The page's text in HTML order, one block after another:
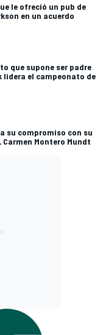
le ofreció un pub de
en un acuerdo
que supone ser padre
lidera el campeonato de
su compromiso con su
Montero Mundt